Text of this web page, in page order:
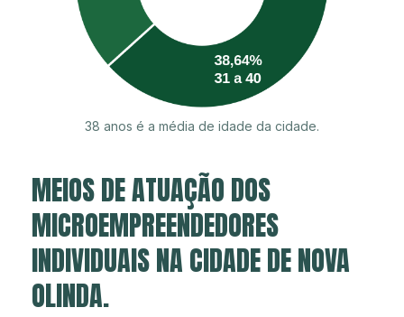
38 anos é a média de idade da cidade.
MEIOS DE ATUAÇÃO DOS
MICROEMPREENDEDORES
INDIVIDUAIS NA CIDADE DE NOVA
OLINDA.